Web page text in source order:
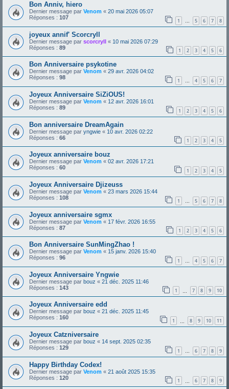
Bon Anniv, hiero
Dernier message par Venom « 20 mai 2026 05:07
Réponses : 107 1 … 5 6 7 8
joyeux annif' Scorcryll
Dernier message par scorcryll « 10 mai 2026 07:29
Réponses : 89 1 2 3 4 5 6
Bon Anniversaire psykotine
Dernier message par Venom « 29 avr. 2026 04:02
Réponses : 98 1 … 4 5 6 7
Joyeux Anniversaire SiZiOUS!
Dernier message par Venom « 12 avr. 2026 16:01
Réponses : 89 1 2 3 4 5 6
Bon anniversaire DreamAgain
Dernier message par yngwie « 10 avr. 2026 02:22
Réponses : 66 1 2 3 4 5
Joyeux anniversaire bouz
Dernier message par Venom « 02 avr. 2026 17:21
Réponses : 60 1 2 3 4 5
Joyeux Anniversaire Djizeuss
Dernier message par Venom « 23 mars 2026 15:44
Réponses : 108 1 … 5 6 7 8
Joyeux anniversaire sgmx
Dernier message par Venom « 17 févr. 2026 16:55
Réponses : 87 1 2 3 4 5 6
Bon Anniversaire SunMingZhao !
Dernier message par Venom « 15 janv. 2026 15:40
Réponses : 96 1 … 4 5 6 7
Joyeux Anniversaire Yngwie
Dernier message par bouz « 21 déc. 2025 11:46
Réponses : 143 1 7 8 9 10
Joyeux Anniversaire edd
Dernier message par bouz « 21 déc. 2025 11:45
Réponses : 160 1 8 9 10 11
Joyeux Catzniversaire
Dernier message par bouz « 14 sept. 2025 02:35
Réponses : 129 1 … 6 7 8 9
Happy Birthday Codex!
Dernier message par Venom « 21 août 2025 15:35
Réponses : 120 1 6 7 8 9